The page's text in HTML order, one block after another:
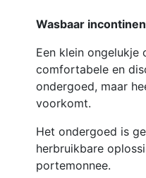
Wasbaar
Een klein ongelukje
comfortabele en
ondergoed, maar
voorkomt.
Het ondergoed is
herbruikbare
portemonnee.